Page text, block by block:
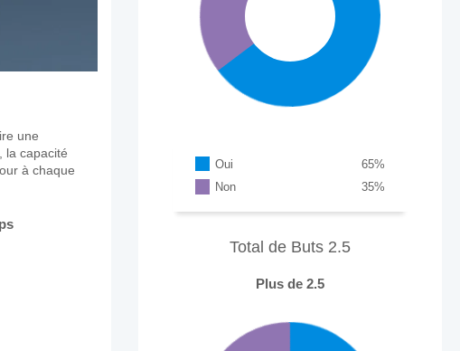
une
la capacité
à chaque
Oui %
65
Non
%
35
Total de Buts 2.5
Plus de 2.5